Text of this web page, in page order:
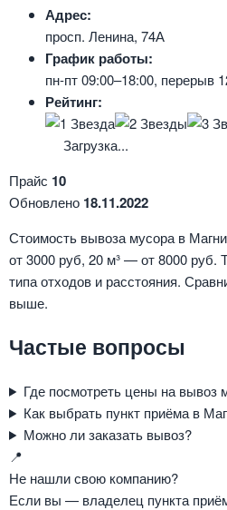
Адрес:
просп. Ленина, 74А
График работы:
пн-пт 09:00–18:00, перерыв
Рейтинг:
Загрузка...
Прайс 10
Обновлено 18.11.2022
Стоимость вывоза мусора в
от 3000 руб, 20 м³ — от 8000 руб.
типа отходов и расстояния.
выше.
Частые вопросы
Где посмотреть цены на вывоз
Как выбрать пункт приёма в
Можно ли заказать вывоз?
📍
Не нашли свою компанию?
Если вы — владелец пункта